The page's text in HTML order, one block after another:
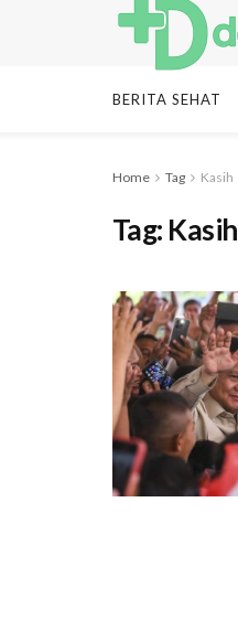
BERITA SEHAT
Home Tag Kasih
Tag: Kasih